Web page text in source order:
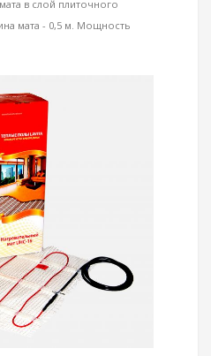
в слой плиточного
мата - 0,5 м. Мощность